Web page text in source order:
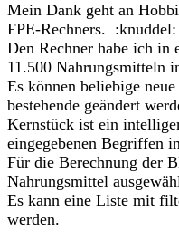
Mein Dank geht an
FPE-Rechners. :knuddel:
Den Rechner habe ich in
11.500 Nahrungsmitteln
Es können beliebige
bestehende geändert
Kernstück ist ein
eingegebenen Begriffen
Für die Berechnung der
Nahrungsmittel
Es kann eine Liste mit
werden.